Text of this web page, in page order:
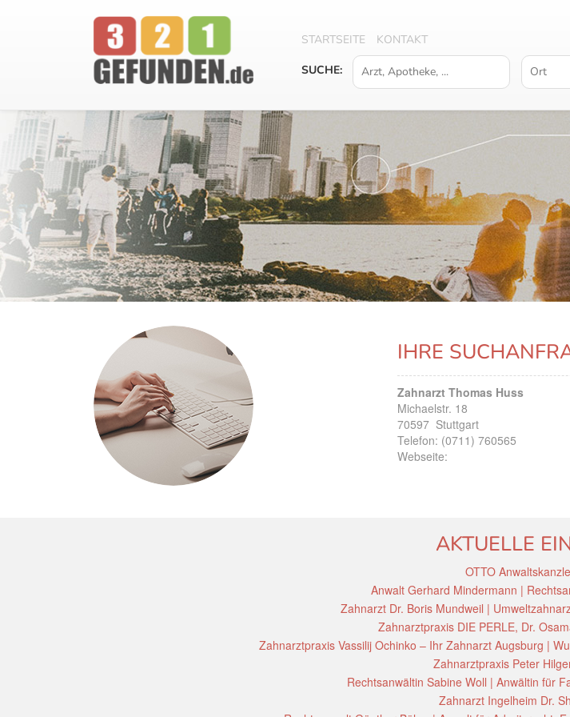
STARTSEITE
KONTAKT
SUCHE:
IHRE
Zahnarzt Thomas Huss
Michaelstr. 18
70597 Stuttgart
Telefon: (0711) 760565
Webseite:
AKTUELLE
OTTO
Anwalt Gerhard Mindermann |
Zahnarzt Dr. Boris Mundweil |
Zahnarztpraxis DIE PERLE, Dr.
Zahnarztpraxis Vassilij Ochinko – Ihr Zahnarzt Augsburg |
Zahnarztpraxis Peter
Rechtsanwältin Sabine Woll | Anwältin für
Zahnarzt Ingelheim Dr.